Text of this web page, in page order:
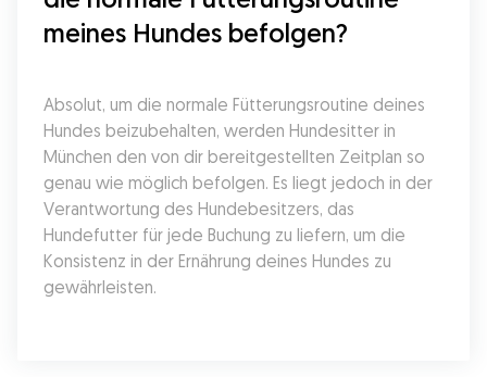
meines Hundes befolgen?
Absolut, um die normale Fütterungsroutine deines
Hundes beizubehalten, werden Hundesitter in
München den von dir bereitgestellten Zeitplan so
genau wie möglich befolgen. Es liegt jedoch in der
Verantwortung des Hundebesitzers, das
Hundefutter für jede Buchung zu liefern, um die
Konsistenz in der Ernährung deines Hundes zu
gewährleisten.